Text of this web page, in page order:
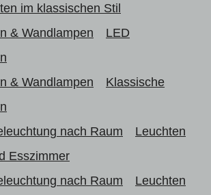
im klassischen Stil
& Wandlampen
LED
& Wandlampen
Klassische
nach Raum
Leuchten
Esszimmer
nach Raum
Leuchten